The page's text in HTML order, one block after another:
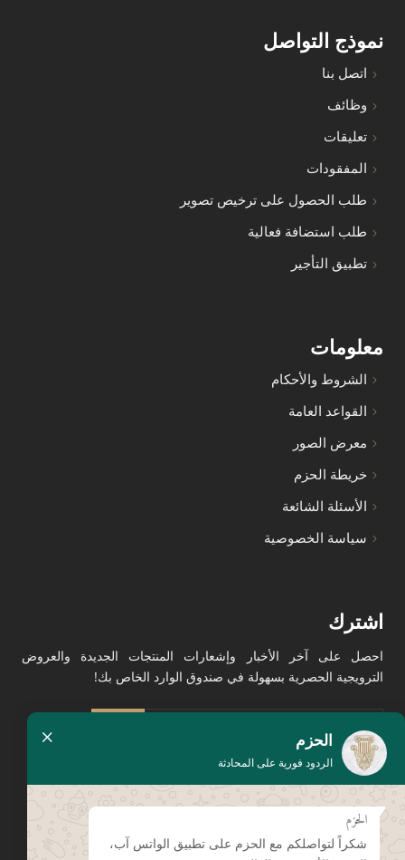
الحزم
الردود فورية على المحادثة
الحزم
شكراً لتواصلكم مع الحزم على تطبيق الواتس آب،
×
نموذج التواصل
اتصل بنا
وظائف
تعليقات
المفقودات
طلب الحصول على ترخيص تصوير
طلب استضافة فعالية
تطبيق التأجير
معلومات
الشروط والأحكام
القواعد العامة
معرض الصور
خريطة الحزم
الأسئلة الشائعة
سياسة الخصوصية
اشترك
احصل على آخر الأخبار وإشعارات المنتجات الجديدة والعروض
الترويجية الحصرية بسهولة في صندوق الوارد الخاص بك!
على جوجل